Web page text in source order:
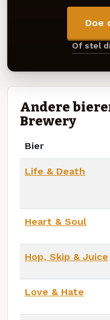
Doe
Of stel
Andere
Brewery
Bier
Life & Death
Heart & Soul
Hop, Skip & Juice
Love & Hate